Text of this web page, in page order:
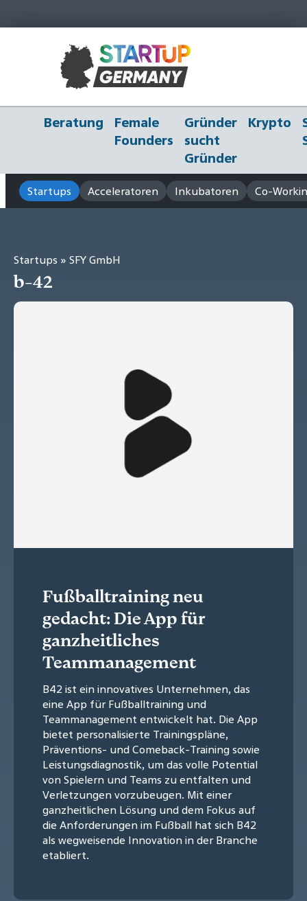
Beratung
Female
Founders
Gründer
sucht
Gründer
Krypto
Startups Acceleratoren Inkubatoren Co-
Startups » SFY GmbH
b-42
Fußballtraining neu
gedacht: Die App für
ganzheitliches
Teammanagement
B42 ist ein innovatives Unternehmen, das
eine App für Fußballtraining und
Teammanagement entwickelt hat. Die App
bietet personalisierte Trainingspläne,
Präventions- und Comeback-Training sowie
Leistungsdiagnostik, um das volle Potential
von Spielern und Teams zu entfalten und
Verletzungen vorzubeugen. Mit einer
ganzheitlichen Lösung und dem Fokus auf
die Anforderungen im Fußball hat sich B42
als wegweisende Innovation in der Branche
etabliert.